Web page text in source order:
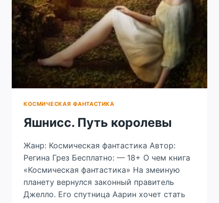
КОСМИЧЕСКАЯ ФАНТАСТИКА
Яшнисс. Путь королевы
Жанр: Космическая фантастика Автор:
Регина Грез Бесплатно: — 18+ О чем книга
«Космическая фантастика» На змеиную
планету вернулся законный правитель
Джелло. Его спутница Аарин хочет стать